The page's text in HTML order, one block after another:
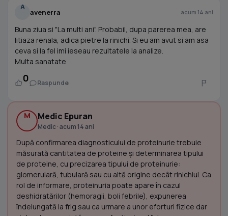
A
avenerra acum 14 ani
Buna ziua si "La multi ani". Probabil, dupa parerea mea, are
litiaza renala, adica pietre la rinichi. Si eu am avut si am asa
ceva si la fel imi ieseau rezultatele la analize.
Multa sanatate
0 Raspunde
M Medic Epuran
Medic · acum 14 ani
După confirmarea diagnosticului de proteinurie trebuie
măsurată cantitatea de proteine şi determinarea tipului
de proteine, cu precizarea tipului de proteinurie:
glomerulară, tubulară sau cu altă origine decât rinichiul. Ca
rol de informare, proteinuria poate apare în cazul
deshidratărilor (hemoragii, boli febrile), expunerea
îndelungată la frig sau ca urmare a unor eforturi fizice dar